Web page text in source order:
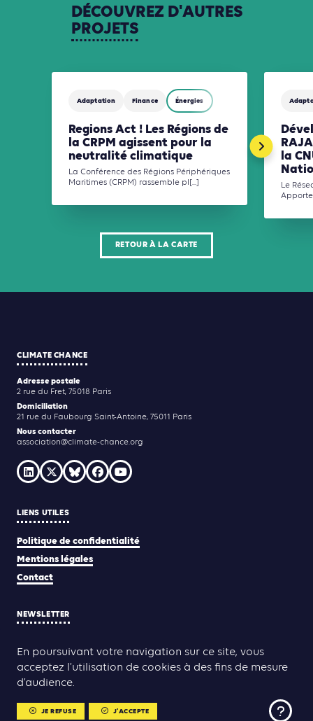
DÉCOUVREZ D'AUTRES
PROJETS
Adaptation Finance Énergies
Regions Act ! Les Régions de
la CRPM agissent pour la
neutralité climatique
La Conférence des Régions Périphériques
Maritimes (CRPM) rassemble pl[...]
la
Le
RETOUR À LA CARTE
CLIMATE CHANCE
Adresse postale
2 rue du Fret, 75018 Paris
Domiciliation
21 rue du Faubourg Saint-Antoine, 75011 Paris
Nous contacter
association@climate-chance.org
LIENS UTILES
Politique de confidentialité
Mentions légales
Contact
NEWSLETTER
JE M'INSCRIS
Conception & réalisation : Yann Rolland Thibaut Caroli
En poursuivant votre navigation sur ce site, vous
acceptez l’utilisation de cookies à des fins de mesure
d’audience.
JE REFUSE J'ACCEPTE